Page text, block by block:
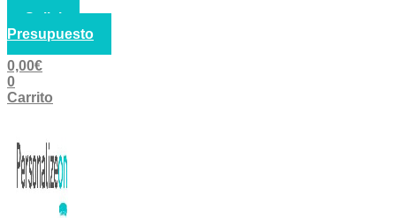
Solicitar
Presupuesto
0,00€
0
Carrito